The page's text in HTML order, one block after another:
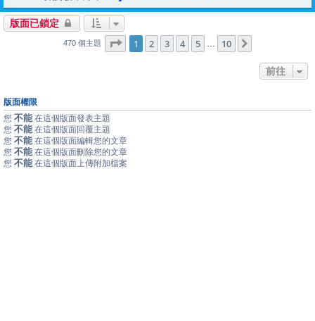
版面已鎖定
470 個主題 第1 頁 (共 10頁)
1 2 3 4 5 … 10
前往
版面權限
您 不能 在這個版面發表主題
您 不能 在這個版面回覆主題
您 不能 在這個版面編輯您的文章
您 不能 在這個版面刪除您的文章
您 不能 在這個版面上傳附加檔案